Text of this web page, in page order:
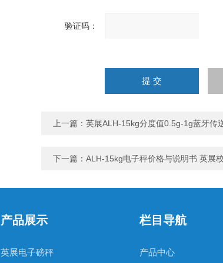
验证码：
入
计算结果（填写阿拉伯数
字），如：三加四=7
上一篇： 英展ALH-15kg分度值0.5g-1g蓝牙传
下一篇： ALH-15kg电子秤价格与说明书 英展
产品展示
英展电子磅秤
栏目导航
产品中心